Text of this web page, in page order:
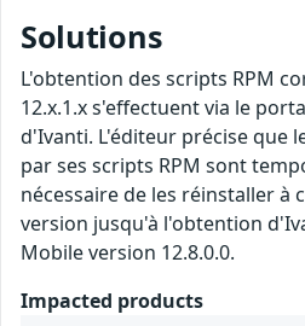
Solutions
L'obtention des scripts RPM
12.x.1.x s'effectuent via le
d'Ivanti. L'éditeur précise que
par ses scripts RPM sont
nécessaire de les réinstaller à
version jusqu'à l'obtention
Mobile version 12.8.0.0.
Impacted products